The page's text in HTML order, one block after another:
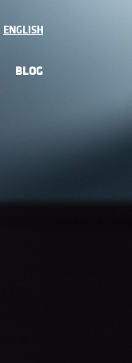
ENGLISH
BLOG